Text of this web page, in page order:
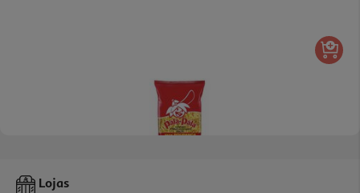
Batatas Fritas Palha Pála-Pála Palha 365g
Lojas